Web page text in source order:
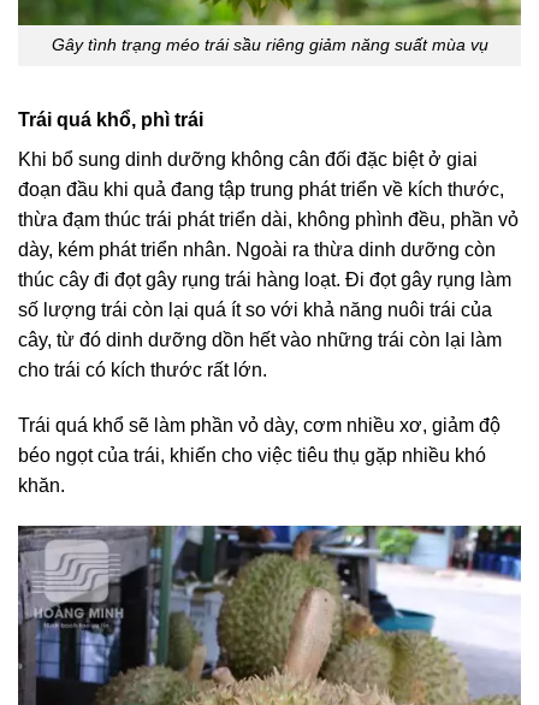
Gây tình trạng méo trái sầu riêng giảm năng suất mùa vụ
Trái quá khổ, phì trái
Khi bổ sung dinh dưỡng không cân đối đặc biệt ở giai
đoạn đầu khi quả đang tập trung phát triển về kích thước,
thừa đạm thúc trái phát triển dài, không phình đều, phần vỏ
dày, kém phát triển nhân. Ngoài ra thừa dinh dưỡng còn
thúc cây đi đọt gây rụng trái hàng loạt. Đi đọt gây rụng làm
số lượng trái còn lại quá ít so với khả năng nuôi trái của
cây, từ đó dinh dưỡng dồn hết vào những trái còn lại làm
cho trái có kích thước rất lớn.
Trái quá khổ sẽ làm phần vỏ dày, cơm nhiều xơ, giảm độ
béo ngọt của trái, khiến cho việc tiêu thụ gặp nhiều khó
khăn.